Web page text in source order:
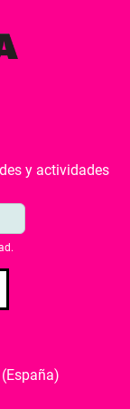
y actividades
.